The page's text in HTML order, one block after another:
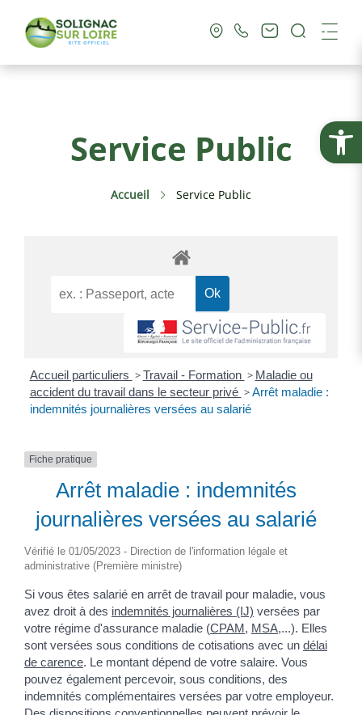
Ouvrir
Vie Pratique
Culture & Loisirs
Service Public
Service Public
Accueil Service Public
Accueil particuliers > Travail - Formation > Maladie ou
accident du travail dans le secteur privé > Arrêt maladie :
indemnités journalières versées au salarié
Fiche pratique
Arrêt maladie : indemnités
journalières versées au salarié
Vérifié le 01/05/2023 - Direction de l'information légale et
administrative (Première ministre)
Si vous êtes salarié en arrêt de travail pour maladie, vous
avez droit à des indemnités journalières (IJ) versées par
votre régime d'assurance maladie (CPAM, MSA,...). Elles
sont versées sous conditions de cotisations avec un délai
de carence. Le montant dépend de votre salaire. Vous
pouvez également percevoir, sous conditions, des
indemnités complémentaires versées par votre employeur.